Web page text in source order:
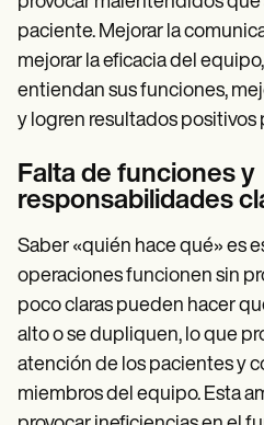
paciente. Mejorar la
mejorar la eficacia del
entiendan sus funciones,
y logren resultados positivos
Falta de funciones y
responsabilidades
Saber «quién hace qué» es
operaciones funcionen sin
poco claras pueden hacer
alto o se dupliquen, lo que
atención de los pacientes y
miembros del equipo. Esta